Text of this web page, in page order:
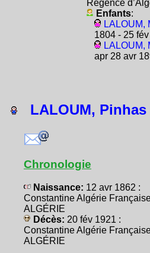
Régence
Enfants:
LALOUM,
1804 - 25
LALOUM,
apr 28 avr
LALOUM, Pinhas
Chronologie
Naissance: 12 avr 1862 :
Constantine Algérie
ALGÉRIE
Décès: 20 fév 1921 :
Constantine Algérie
ALGÉRIE